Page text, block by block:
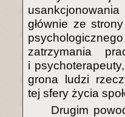
głównie ze
zatrzymania
i
grona ludzi
tej sfery życia
Drugim